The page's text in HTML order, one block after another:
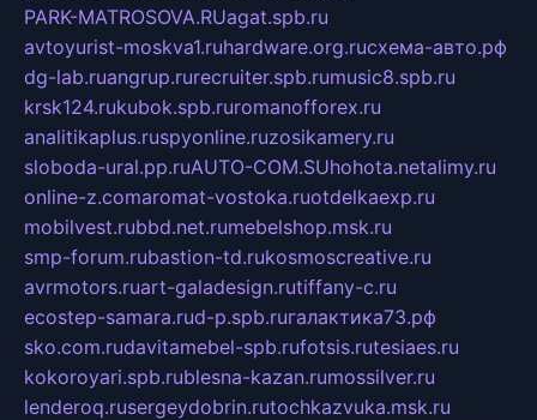
PARK-MATROSOVA.RUagat.spb.ru
avtoyurist-moskva1.ruhardware.org.ruсхема-авто.рф
dg-lab.ruangrup.rurecruiter.spb.rumusic8.spb.ru
krsk124.rukubok.spb.ruromanofforex.ru
analitikaplus.ruspyonline.ruzosikamery.ru
sloboda-ural.pp.ruAUTO-COM.SUhohota.netalimy.ru
online-z.comaromat-vostoka.ruotdelkaexp.ru
mobilvest.rubbd.net.rumebelshop.msk.ru
smp-forum.rubastion-td.rukosmoscreative.ru
avrmotors.ruart-galadesign.rutiffany-c.ru
ecostep-samara.rud-p.spb.ruгалактика73.рф
sko.com.rudavitamebel-spb.rufotsis.rutesiaes.ru
kokoroyari.spb.rublesna-kazan.rumossilver.ru
lenderoq.rusergeydobrin.rutochkazvuka.msk.ru